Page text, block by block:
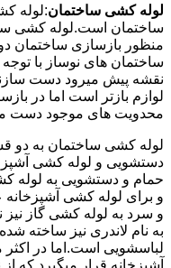
لوله کشی ساختمان:لوله
ساختمان است.لوله کشی
منظور بازسازی ساختمان
ساختمان های نوساز با
نقشه پیش میرود دست
لوازم بازتر است اما در
محدویت های موجود دست
لوله کشی ساختمان به دو
دستشویی و لوله کشی
حمام و دستشویی به لوله
و برای لوله کشی
و سرد به لوله کشی گاز نیز
به نام لاندری نیز ساخته
لباسشویی است.اما در اکثر